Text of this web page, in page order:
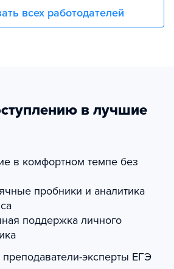
всех работодателей
в лучшие
в комфортном темпе без
пробники и аналитика
поддержка личного
эксперты ЕГЭ